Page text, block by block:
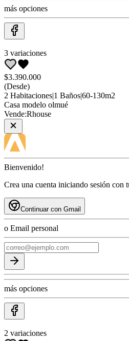
más opciones
3 variaciones
$3.390.000
(Desde)
2 Habitaciones|1 Baños|60-130m2
Casa modelo olmué
Vende:Rhouse
Bienvenido!
Crea una cuenta iniciando sesión con
Continuar con Gmail
o Email personal
más opciones
2 variaciones